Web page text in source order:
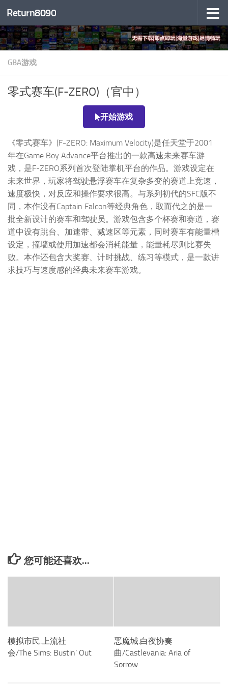
跳至内容
Return8090
GBA游戏
零式赛车(F-ZERO)（官中）
开始游戏
《零式赛车》(F-ZERO: Maximum Velocity)是任天堂于2001
年在Game Boy Advance平台推出的一款高速未来赛车游
戏，是F-ZERO系列首次登陆掌机平台的作品。游戏设定在
未来世界，玩家将驾驶悬浮赛车在复杂多变的赛道上竞速，
速度极快，对反应和操作要求很高。与系列初代的SFC版不
同，本作没有Captain Falcon等经典角色，取而代之的是一
批全新设计的赛车和驾驶员。游戏包含多个杯赛和赛道，赛
道中设有跳台、加速带、减速区等元素，同时赛车有能量槽
设定，撞墙或使用加速都会消耗能量，能量耗尽则比赛失
败。本作还包含大奖赛、计时挑战、练习等模式，是一款讲
求技巧与速度感的经典未来赛车游戏。
您可能还喜欢...
模拟市民:上流社
会/The Sims: Bustin’ Out
恶魔城:白夜协奏
曲/Castlevania: Aria of
Sorrow